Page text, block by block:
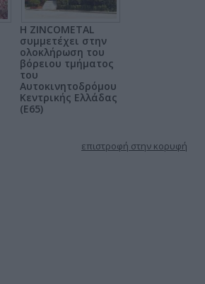
Η ZINCOMETAL
συμμετέχει στην
ολοκλήρωση του
βόρειου τμήματος
του
Αυτοκινητοδρόμου
Κεντρικής Ελλάδας
(Ε65)
επιστροφή στην κορυφή